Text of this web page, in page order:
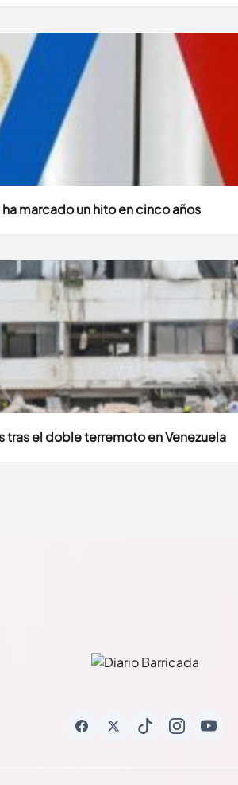
marcado un hito en cinco años
tras el doble terremoto en Venezuela